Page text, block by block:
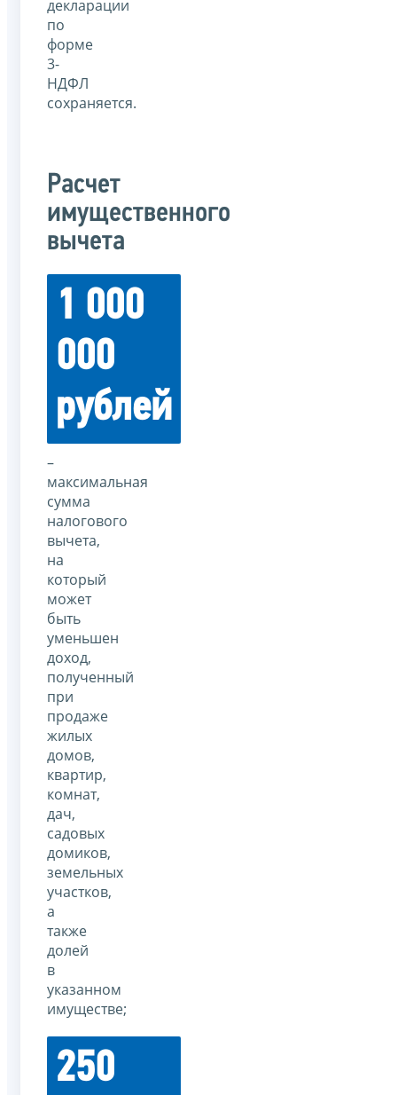
декларации
по
форме
3-
НДФЛ
сохраняется.
Расчет
имущественного
вычета
1 000
000
рублей
–
максимальная
сумма
налогового
вычета,
на
который
может
быть
уменьшен
доход,
полученный
при
продаже
жилых
домов,
квартир,
комнат,
дач,
садовых
домиков,
земельных
участков,
а
также
долей
в
указанном
имуществе;
250